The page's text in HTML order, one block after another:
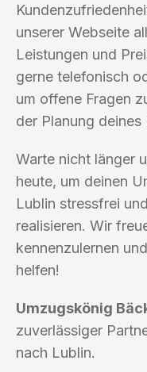
unserer Webseite
Leistungen und
gerne telefonisch
um offene Fragen
der Planung
Warte nicht länger
heute, um deinen
Lublin stressfrei
realisieren. Wir
kennenzulernen
helfen!
Umzugskönig
zuverlässiger
nach Lublin.